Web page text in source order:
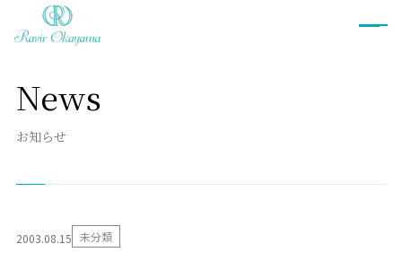
ブライダルフェア
プラン
ウェディングドレス
News
お知らせ
2003.08.15 未分類